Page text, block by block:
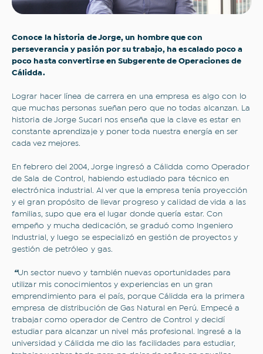
Conoce la historia de Jorge, un hombre que con
perseverancia y pasión por su trabajo, ha escalado poco a
poco hasta convertirse en Subgerente de Operaciones de
Cálidda.
Lograr hacer línea de carrera en una empresa es algo con lo
que muchas personas sueñan pero que no todas alcanzan. La
historia de Jorge Sucari nos enseña que la clave es estar en
constante aprendizaje y poner toda nuestra energía en ser
cada vez mejores.
En febrero del 2004, Jorge ingresó a Cálidda como Operador
de Sala de Control, habiendo estudiado para técnico en
electrónica industrial. Al ver que la empresa tenía proyección
y el gran propósito de llevar progreso y calidad de vida a las
familias, supo que era el lugar donde quería estar. Con
empeño y mucha dedicación, se graduó como Ingeniero
Industrial, y luego se especializó en gestión de proyectos y
gestión de petróleo y gas.
“Un sector nuevo y también nuevas oportunidades para
utilizar mis conocimientos y experiencias en un gran
emprendimiento para el país, porque Cálidda era la primera
empresa de distribución de Gas Natural en Perú. Empecé a
trabajar como operador de Centro de Control y decidí
estudiar para alcanzar un nivel más profesional. Ingresé a la
universidad y Cálidda me dio las facilidades para estudiar,